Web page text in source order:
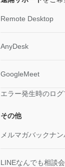
Remote Desktop
AnyDesk
GoogleMeet
エラー発生時のロ
その他
メルマガバックナン
LINEなんでも相談会